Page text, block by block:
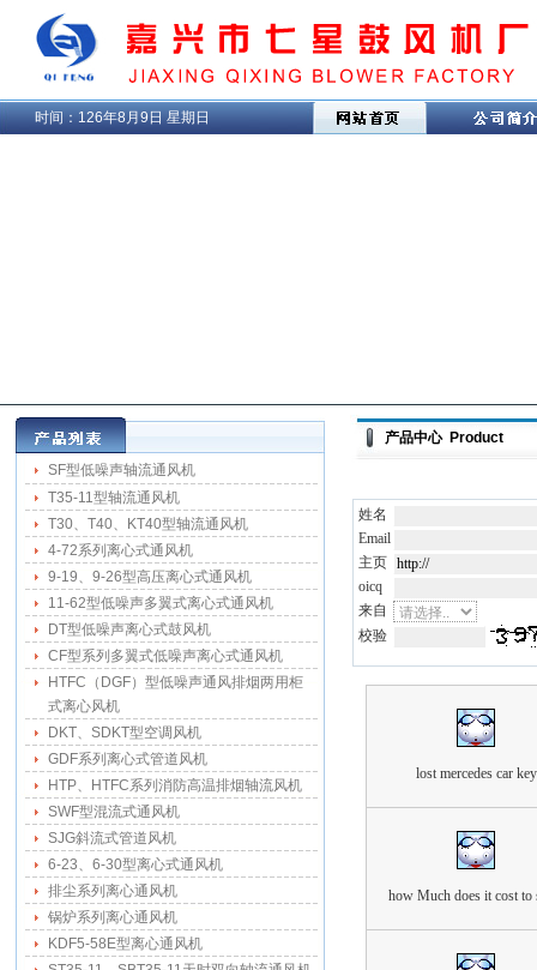
时间： 126年8月9日 星期日
SF型低噪声轴流通风机
T35-11型轴流通风机
T30、T40、KT40型轴流通风机
4-72系列离心式通风机
9-19、9-26型高压离心式通风机
11-62型低噪声多翼式离心式通风机
DT型低噪声离心式鼓风机
CF型系列多翼式低噪声离心式通风机
HTFC（DGF）型低噪声通风排烟两用柜
式离心风机
DKT、SDKT型空调风机
GDF系列离心式管道风机
HTP、HTFC系列消防高温排烟轴流风机
SWF型混流式通风机
SJG斜流式管道风机
6-23、6-30型离心式通风机
排尘系列离心通风机
锅炉系列离心通风机
KDF5-58E型离心通风机
产品中心 Product
姓名
Email
主页
oicq
来自
校验
lost mercedes car key
how Much does it cost to